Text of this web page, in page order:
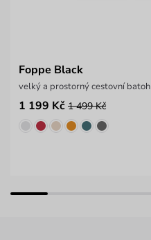
Foppe Black
velký a prostorný cestovní batoh
1 199 Kč 1 499 Kč